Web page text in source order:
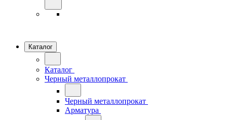
Каталог
Каталог
Черный металлопрокат
Черный металлопрокат
Арматура